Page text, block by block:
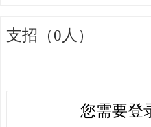
支招（0人）
您需要登